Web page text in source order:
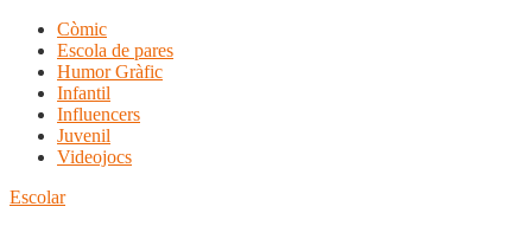
Còmic
Escola de pares
Humor Gràfic
Infantil
Influencers
Juvenil
Videojocs
Escolar